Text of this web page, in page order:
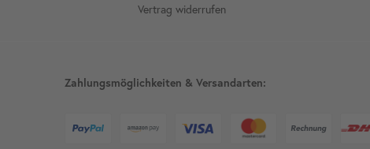
Vertrag widerrufen
Zahlungsmöglichkeiten & Versandarten: